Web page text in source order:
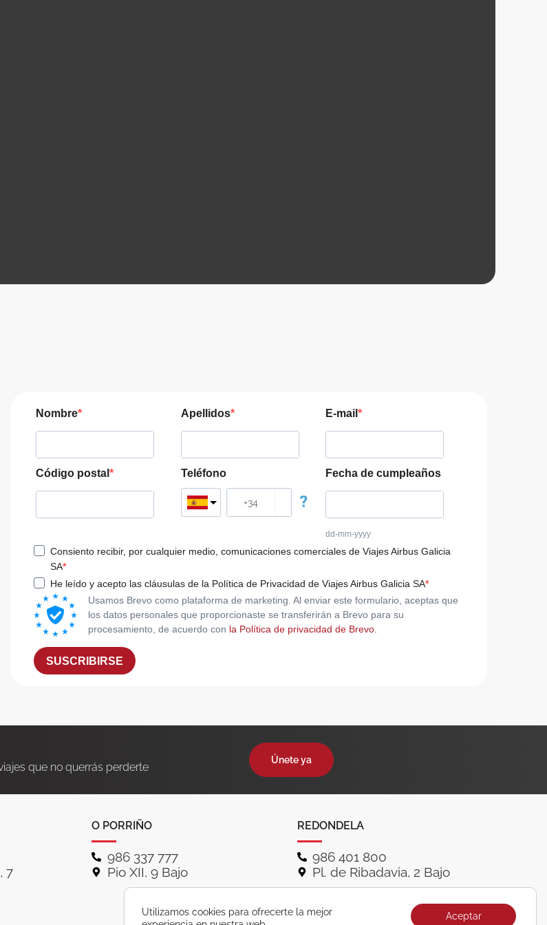
Nombre Apellidos E-mail
Código postal Teléfono
?
Fecha de cumpleaños
dd-mm-yyyy
Consiento recibir, por cualquier medio, comunicaciones comerciales de Viajes Airbus Galicia
SA
He leído y acepto las cláusulas de la Política de Privacidad de Viajes Airbus Galicia SA
Usamos Brevo como plataforma de marketing. Al enviar este formulario, aceptas que
los datos personales que proporcionaste se transferirán a Brevo para su
procesamiento, de acuerdo con la Política de privacidad de Brevo.
SUSCRIBIRSE
que no querrás perderte
Únete ya
7
O PORRIÑO
986 337 777
Pio XII, 9 Bajo
REDONDELA
986 401 800
Pl. de Ribadavia, 2 Bajo
Utilizamos cookies para ofrecerte la mejor
Aceptar